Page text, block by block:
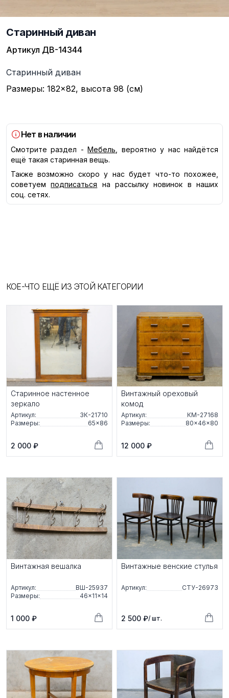
Старинный диван
Артикул ДВ-14344
Описание
Старинный диван
Размеры: 182×82, высота 98 (см)
Нет в наличии
Смотрите раздел - Мебель , вероятно у нас найдётся
ещё такая старинная вещь.
Также возможно скоро у нас будет что-то похожее,
советуем
подписаться
на рассылку новинок в наших
соц. сетях.
КОЕ-ЧТО ЕЩЁ ИЗ ЭТОЙ КАТЕГОРИИ
Старинное настенное
зеркало
Артикул:
ЗК-21710
Размеры:
65×86
2 000 ₽
Винтажный ореховый
комод
Артикул:
КМ-27168
Размеры:
80×46×80
12 000 ₽
Винтажная вешалка
Артикул:
ВШ-25937
Размеры:
46×11×14
1 000 ₽
Винтажные венские стулья
Артикул: СТУ-26973
2 500 ₽/ шт.